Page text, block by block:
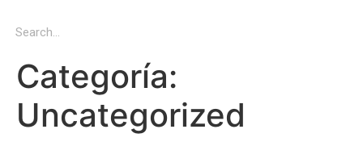
Categoría:
Uncategorized